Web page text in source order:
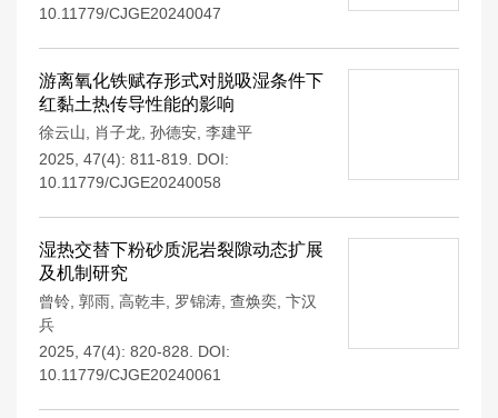
10.11779/CJGE20240047
游离氧化铁赋存形式对脱吸湿条件下
红黏土热传导性能的影响
徐云山 肖子龙 孙德安 李建平
2025, 47(4): 811-819.
DOI:
10.11779/CJGE20240058
湿热交替下粉砂质泥岩裂隙动态扩展
及机制研究
曾铃 郭雨 高乾丰 罗锦涛 查焕奕 卞汉
兵
2025, 47(4): 820-828.
DOI:
10.11779/CJGE20240061